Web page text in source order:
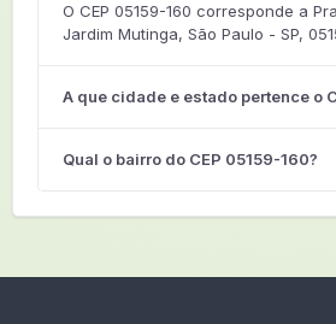
O CEP 05159-160 corresponde a
Jardim Mutinga, São Paulo - SP,
A que cidade e estado pertence o
Qual o bairro do CEP 05159-160?